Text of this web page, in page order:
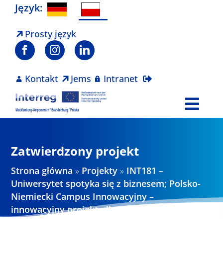
Skip
content
Język:
Prosty język
Kontakt Jems Intranet
Projekty
Aktualności
Zatwierdzony projekt
Strona główna » Projekty » INT181 –
Uniwersytet spotyka się z biznesem; Polsko-
Niemiecki Campus Innowacyjny –
innowacyjny projekt pilotażowy